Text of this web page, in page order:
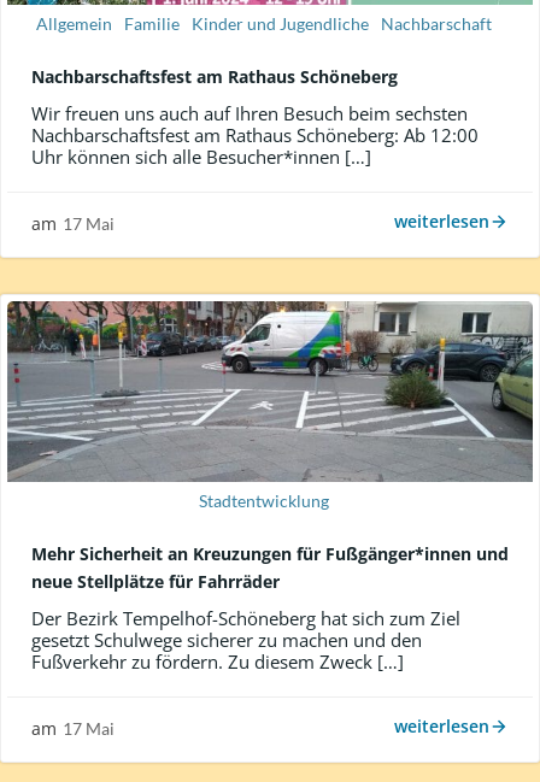
Allgemein Familie Kinder und Jugendliche Nachbarschaft
Nachbarschaftsfest am Rathaus Schöneberg
Wir freuen uns auch auf Ihren Besuch beim sechsten
Nachbarschaftsfest am Rathaus Schöneberg: Ab 12:00
Uhr können sich alle Besucher*innen […]
am 17 Mai weiterlesen
Stadtentwicklung
Mehr Sicherheit an Kreuzungen für Fußgänger*innen und
neue Stellplätze für Fahrräder
Der Bezirk Tempelhof-Schöneberg hat sich zum Ziel
gesetzt Schulwege sicherer zu machen und den
Fußverkehr zu fördern. Zu diesem Zweck […]
am 17 Mai weiterlesen